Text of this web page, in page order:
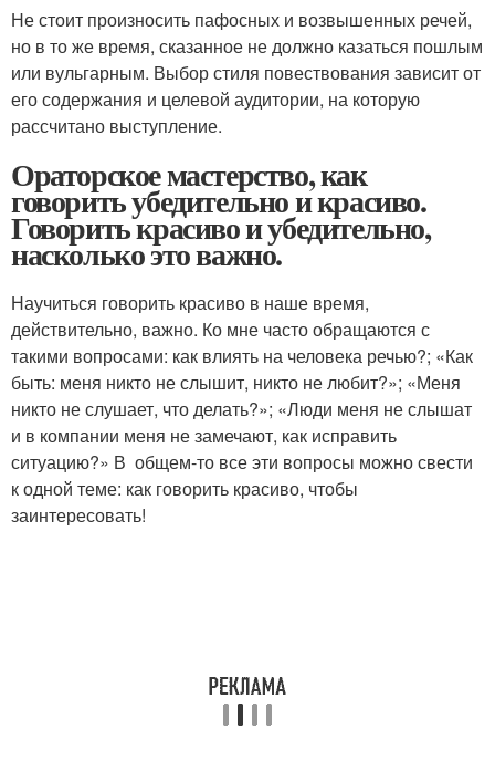
Не стоит произносить пафосных и возвышенных речей,
но в то же время, сказанное не должно казаться пошлым
или вульгарным. Выбор стиля повествования зависит от
его содержания и целевой аудитории, на которую
рассчитано выступление.
Ораторское мастерство, как
говорить убедительно и красиво.
Говорить красиво и убедительно,
насколько это важно.
Научиться говорить красиво в наше время,
действительно, важно. Ко мне часто обращаются с
такими вопросами: как влиять на человека речью?; «Как
быть: меня никто не слышит, никто не любит?»; «Меня
никто не слушает, что делать?»; «Люди меня не слышат
и в компании меня не замечают, как исправить
ситуацию?» В общем-то все эти вопросы можно свести
к одной теме: как говорить красиво, чтобы
заинтересовать!